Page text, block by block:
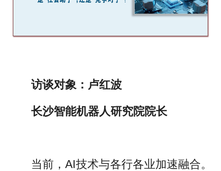
访谈对象：卢红波
长沙智能机器人研究院院长
当前，AI技术与各行各业加速融合。